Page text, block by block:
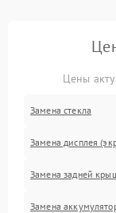
Цены
Замена стекла
Замена дисплея
Замена задней
Замена